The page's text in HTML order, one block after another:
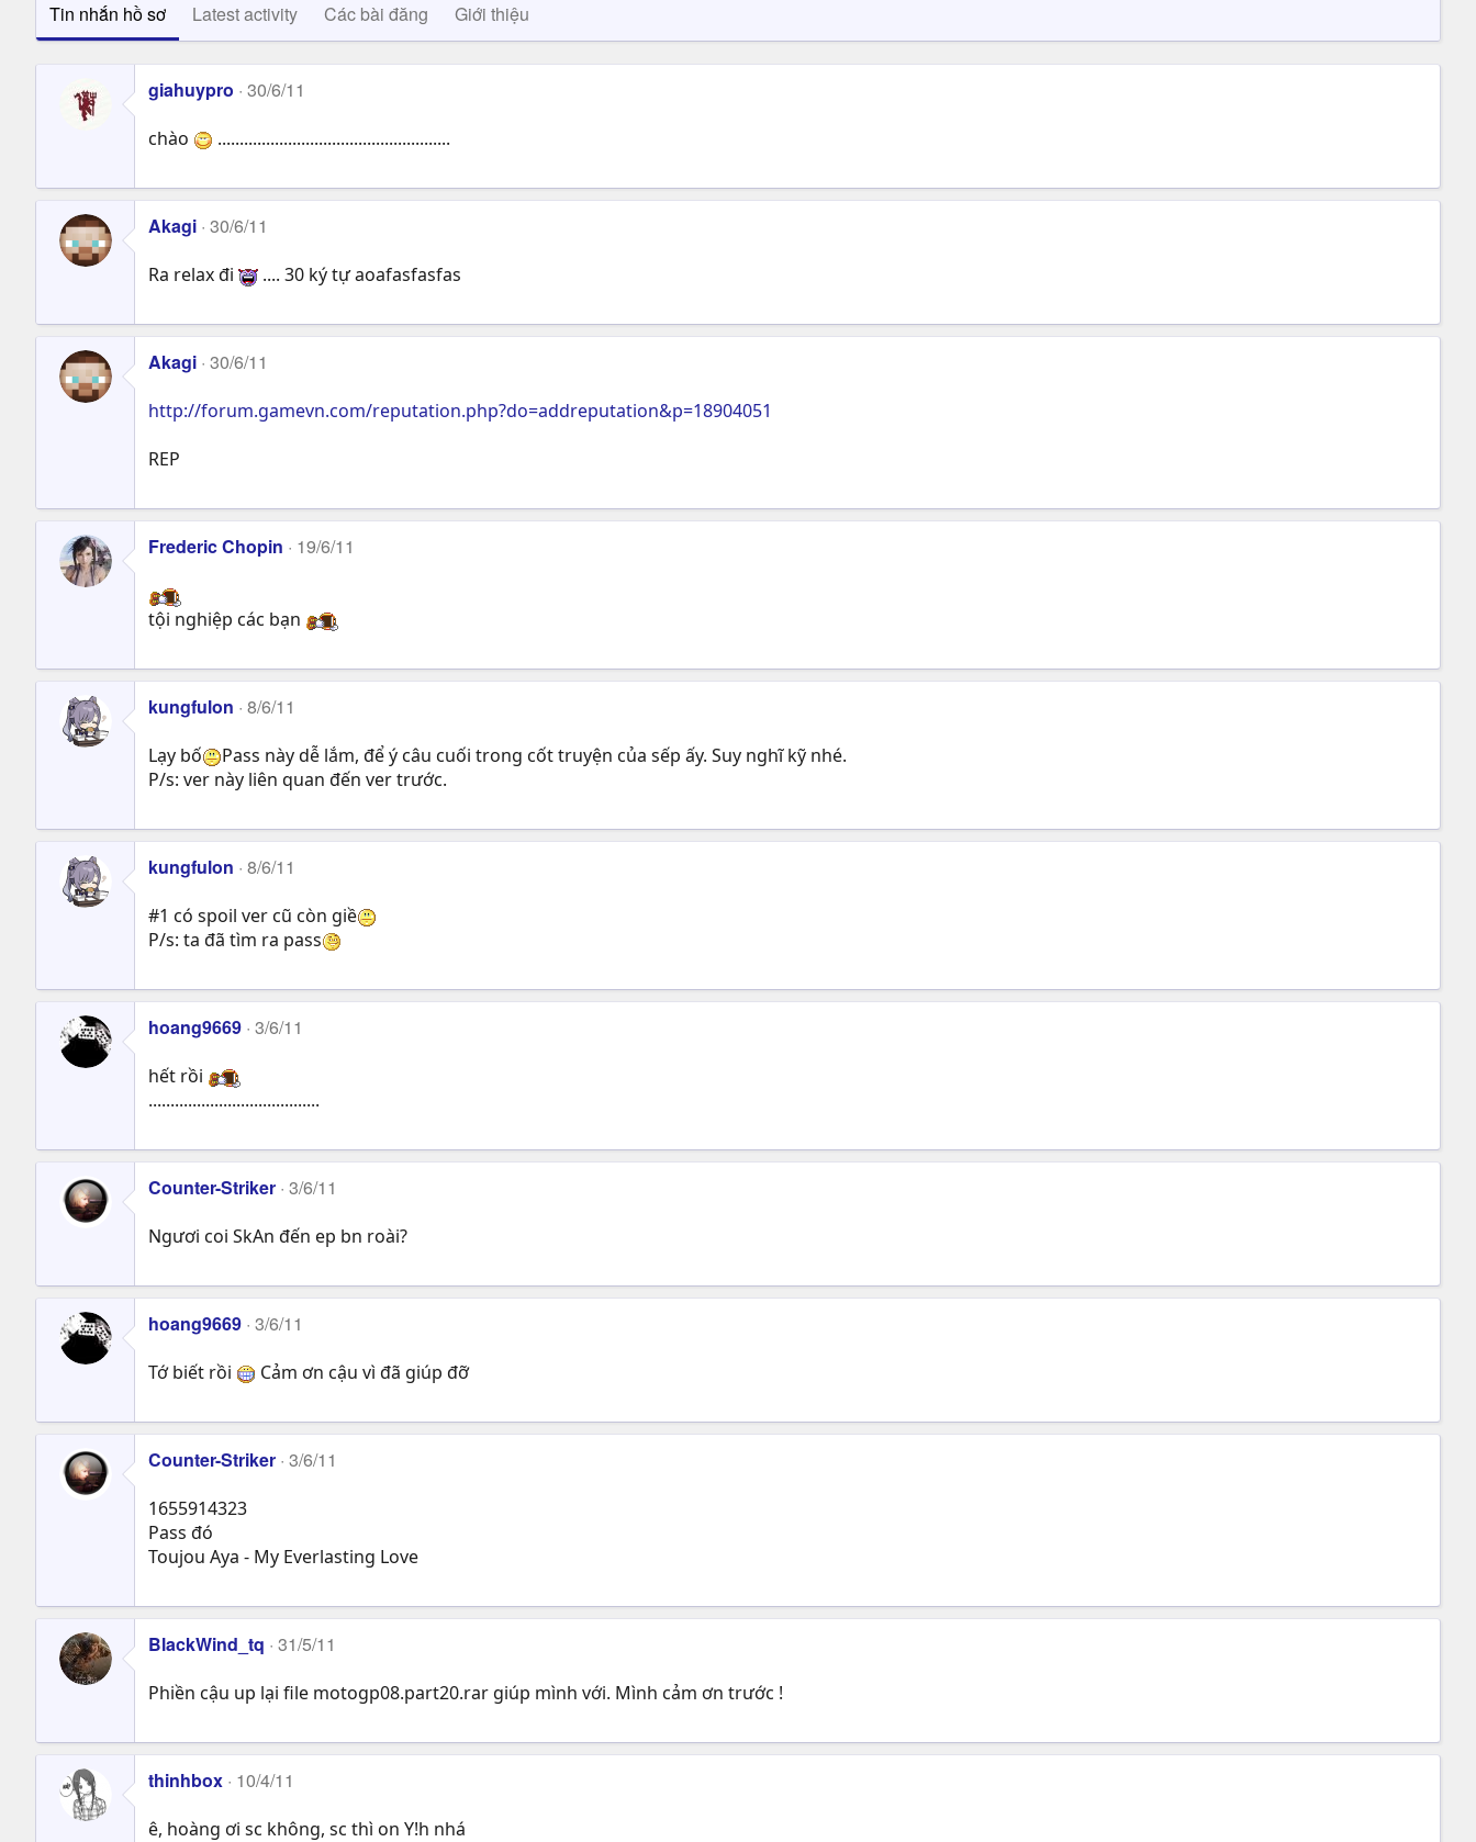
Tin nhắn hồ sơ Latest activity Các bài đăng Giới thiệu
giahuypro 30/6/11
chào .....................................................
Akagi 30/6/11
Ra relax đi .... 30 ký tự aoafasfasfas
Akagi 30/6/11
http://forum.gamevn.com/reputation.php?do=addreputation&p=18904051
REP
Frederic Chopin 19/6/11
tội nghiệp các bạn
kungfulon 8/6/11
Lạy bố
Pass này dễ lắm, để ý câu cuối trong cốt truyện của sếp ấy. Suy nghĩ kỹ nhé.
P/s: ver này liên quan đến ver trước.
kungfulon 8/6/11
#1 có spoil ver cũ còn giề
P/s: ta đã tìm ra pass
hoang9669 3/6/11
hết rồi
.......................................
Counter-Striker 3/6/11
Ngươi coi SkAn đến ep bn roài?
hoang9669 3/6/11
Tớ biết rồi Cảm ơn cậu vì đã giúp đỡ
Counter-Striker 3/6/11
1655914323
Pass đó
Toujou Aya - My Everlasting Love
BlackWind_tq 31/5/11
Phiền cậu up lại file motogp08.part20.rar giúp mình với. Mình cảm ơn trước !
thinhbox 10/4/11
ê, hoàng ơi sc không, sc thì on Y!h nhá